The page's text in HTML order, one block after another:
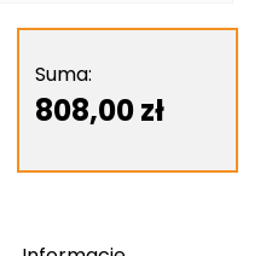
Suma:
808,00zł